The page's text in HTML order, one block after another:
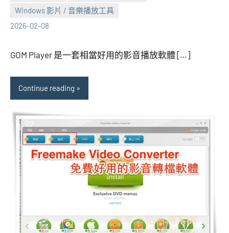
Windows 影片 / 音樂播放工具
2026-02-08
張
海
No
comments
GOM Player 是一套相當好用的影音播放軟體 […]
Continue reading